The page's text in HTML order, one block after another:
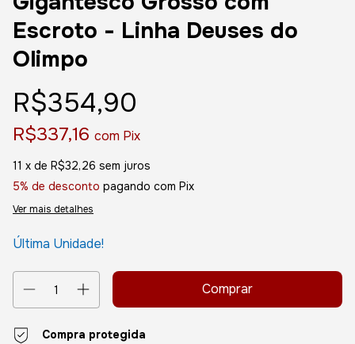
Escroto - Linha Deuses do
Olimpo
R$354,90
R$337,16 com Pix
11 x de R$32,26 sem juros
5% de desconto pagando com Pix
Ver mais detalhes
Última Unidade!
Compra protegida